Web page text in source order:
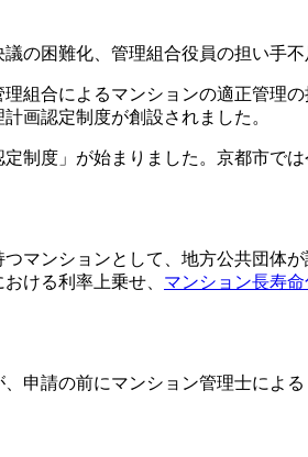
の困難化、管理組合役員の担い手
組合によるマンションの適正管理
画認定制度が創設されました。
制度」が始まりました。京都市では
マンションとして、地方公共団体
ける利率上乗せ、 マンション長寿命
申請の前にマンション管理士による